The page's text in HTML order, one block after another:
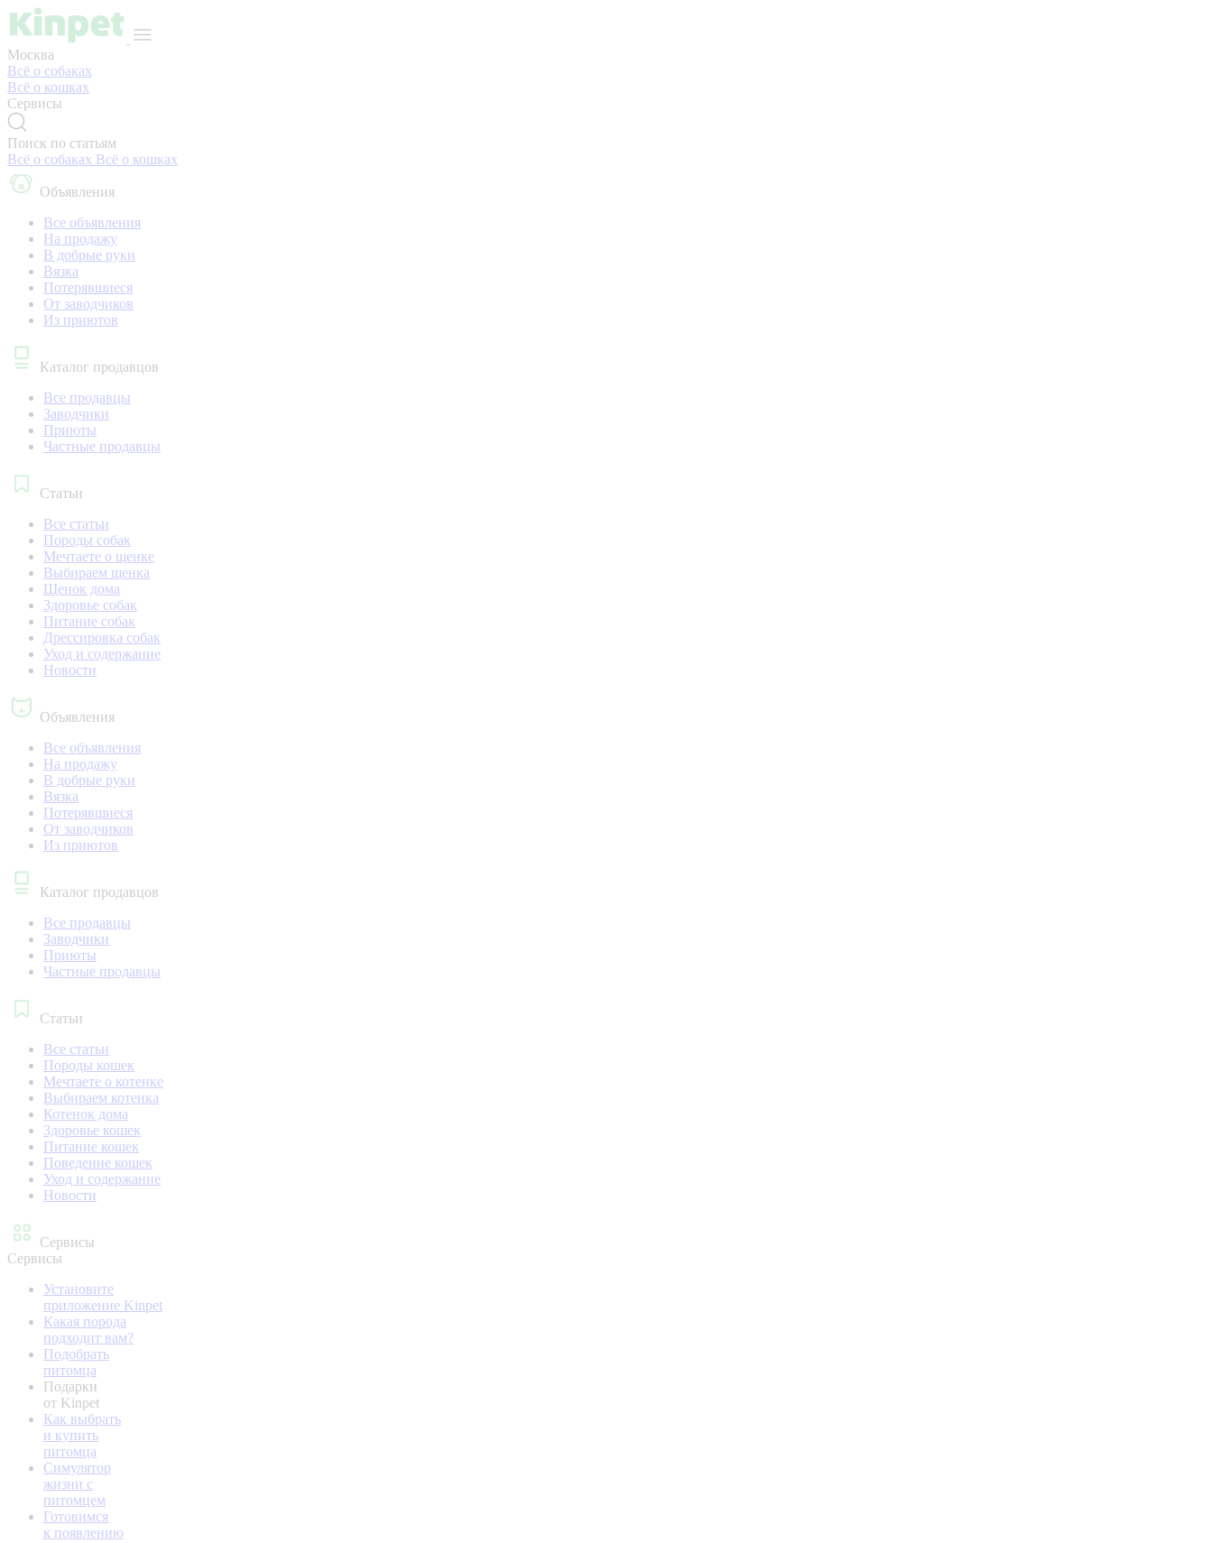
Москва
Всё о собаках
Всё о кошках
Сервисы
Поиск по статьям
Всё о собаках Всё о кошках
Объявления
Все объявления
На продажу
В добрые руки
Вязка
Потерявшиеся
От заводчиков
Из приютов
Каталог продавцов
Все продавцы
Заводчики
Приюты
Частные продавцы
Статьи
Все статьи
Породы собак
Мечтаете о щенке
Выбираем щенка
Щенок дома
Здоровье собак
Питание собак
Дрессировка собак
Уход и содержание
Новости
Объявления
Все объявления
На продажу
В добрые руки
Вязка
Потерявшиеся
От заводчиков
Из приютов
Каталог продавцов
Все продавцы
Заводчики
Приюты
Частные продавцы
Статьи
Все статьи
Породы кошек
Мечтаете о котенке
Выбираем котенка
Котенок дома
Здоровье кошек
Питание кошек
Поведение кошек
Уход и содержание
Новости
Сервисы
Сервисы
Установите
приложение Kinpet
Какая порода
подходит вам?
Подобрать
питомца
Подарки
от Kinpet
Как выбрать
и купить
питомца
Симулятор
жизни с
питомцем
Готовимся
к появлению